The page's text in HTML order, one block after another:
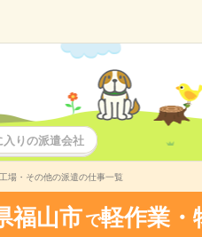
入りの派遣会社
場・その他の派遣の仕事一覧
福山市 で軽作業・